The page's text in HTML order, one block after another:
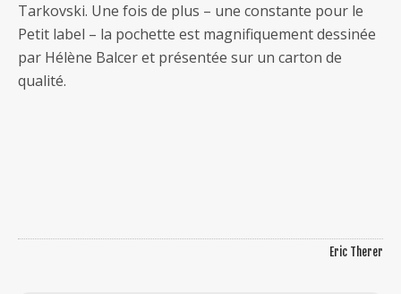
Tarkovski. Une fois de plus – une constante pour le
Petit label – la pochette est magnifiquement dessinée
par Hélène Balcer et présentée sur un carton de
qualité.
Eric Therer